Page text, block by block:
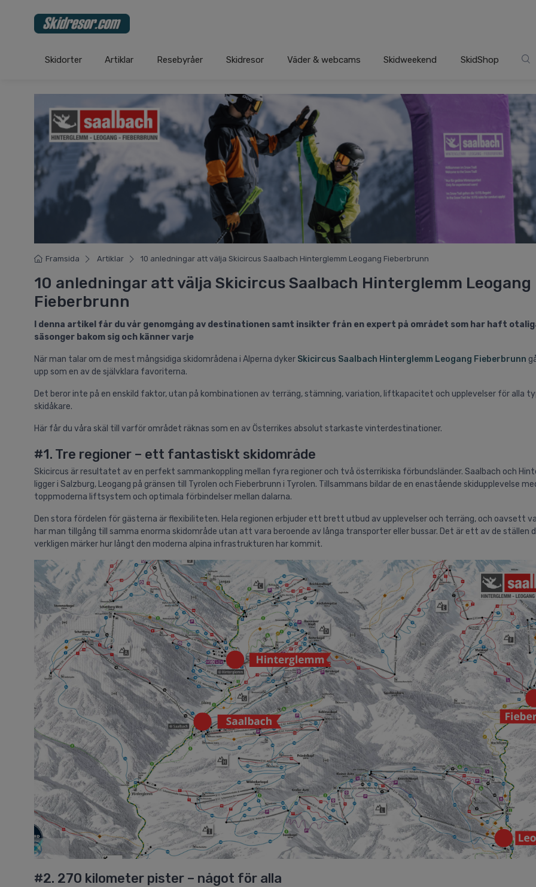
Skidorter Artiklar Resebyråer Skidresor Väder & webcams Skidweekend SkidShop
Framsida Artiklar 10 anledningar att välja Skicircus Saalbach Hinterglemm Leogang Fieberbrunn
10 anledningar att välja Skicircus Saalbach Hinterglemm Leogang
Fieberbrunn
I denna artikel får du vår genomgång av destinationen samt insikter från en expert på området som har haft
säsonger bakom sig och känner varje
När man talar om de mest mångsidiga skidområdena i Alperna dyker Skicircus Saalbach Hinterglemm Leogang Fieberbrunn
upp som en av de självklara favoriterna.
Det beror inte på en enskild faktor, utan på kombinationen av terräng, stämning, variation, liftkapacitet och upplevelser för alla
skidåkare.
Här får du våra skäl till varför området räknas som en av Österrikes absolut starkaste vinterdestinationer.
#1. Tre regioner – ett fantastiskt skidområde
Skicircus är resultatet av en perfekt sammankoppling mellan fyra regioner och två österrikiska förbundsländer. Saalbach och
ligger i Salzburg, Leogang på gränsen till Tyrolen och Fieberbrunn i Tyrolen. Tillsammans bildar de en enastående skidupplevelse
toppmoderna liftsystem och optimala förbindelser mellan dalarna.
Den stora fördelen för gästerna är flexibiliteten. Hela regionen erbjuder ett brett utbud av upplevelser och terräng, och oavsett
har man tillgång till samma enorma skidområde utan att vara beroende av långa transporter eller bussar. Det är ett av de ställen
verkligen märker hur långt den moderna alpina infrastrukturen har kommit.
#2. 270 kilometer pister – något för alla